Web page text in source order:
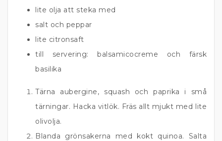
lite olja att steka med
salt och peppar
lite citronsaft
till servering: balsamicocreme och färsk
basilika
Tärna aubergine, squash och paprika i små
tärningar. Hacka vitlök. Fräs allt mjukt med lite
olivolja.
Blanda grönsakerna med kokt quinoa. Salta